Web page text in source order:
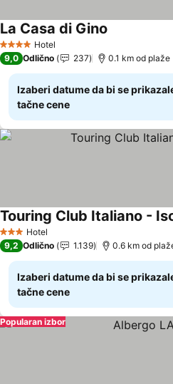
4 ZvezdiceHotel
La Casa di Gino
9,0 Odlično 237 0.1 km od plaže
Izaberi datume da bi se
tačne cene
3 Zvezdice
Hotel
Touring Club Italiano -
9,2 Odlično 1.139 0.6 km od
Izaberi datume da bi se
tačne cene
Popularan izbor